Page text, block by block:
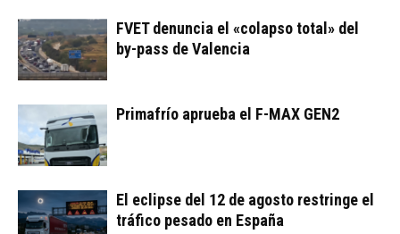
FVET denuncia el «colapso total» del
by-pass de Valencia
Primafrío aprueba el F-MAX GEN2
El eclipse del 12 de agosto restringe el
tráfico pesado en España